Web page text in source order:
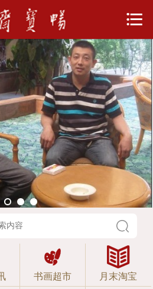
网站首页
走进畅宝斋
新闻资讯
书画超市
紫砂壶
奇石古玩
月末淘宝
其他业务


书画超市

月末淘宝